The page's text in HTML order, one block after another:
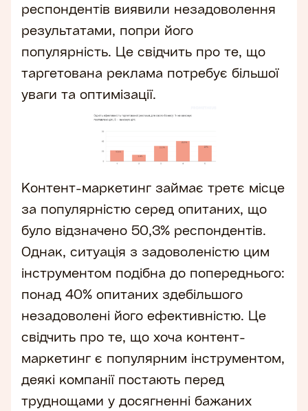
респондентів виявили незадоволення
результатами, попри його
популярність. Це свідчить про те, що
таргетована реклама потребує більшої
уваги та оптимізації.
Контент-маркетинг займає третє місце
за популярністю серед опитаних, що
було відзначено 50,3% респондентів.
Однак, ситуація з задоволеністю цим
інструментом подібна до попереднього:
понад 40% опитаних здебільшого
незадоволені його ефективністю. Це
свідчить про те, що хоча контент-
маркетинг є популярним інструментом,
деякі компанії постають перед
труднощами у досягненні бажаних